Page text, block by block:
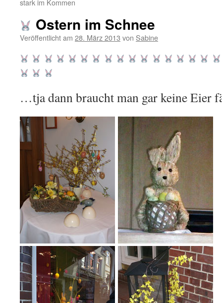
stark im Kommen
Ostern im Schnee
Veröffentlicht am 28. März 2013 von Sabine
…tja dann braucht man gar keine Eier